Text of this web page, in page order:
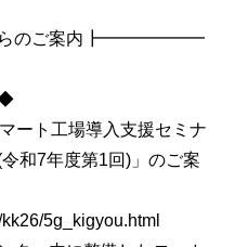
らのご案内┣━━━━━━
ート工場導入支援セミナ
和7年度第1回)」のご案
5g_kigyou.html